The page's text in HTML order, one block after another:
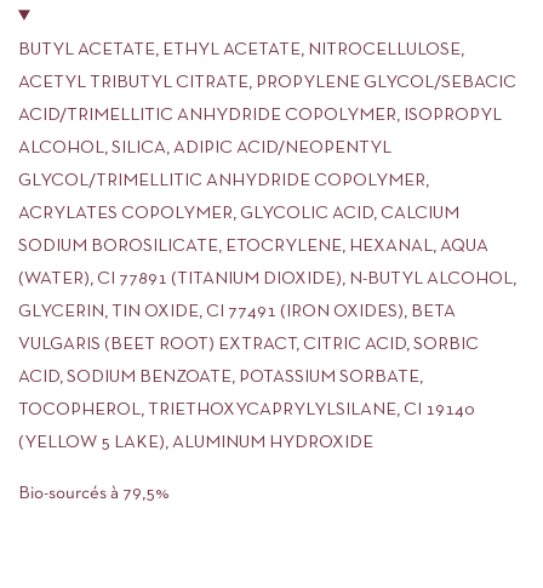
BUTYL ACETATE, ETHYL ACETATE, NITROCELLULOSE,
ACETYL TRIBUTYL CITRATE, PROPYLENE GLYCOL/SEBACIC
ACID/TRIMELLITIC ANHYDRIDE COPOLYMER, ISOPROPYL
ALCOHOL, SILICA, ADIPIC ACID/NEOPENTYL
GLYCOL/TRIMELLITIC ANHYDRIDE COPOLYMER,
ACRYLATES COPOLYMER, GLYCOLIC ACID, CALCIUM
SODIUM BOROSILICATE, ETOCRYLENE, HEXANAL, AQUA
(WATER), CI 77891 (TITANIUM DIOXIDE), N-BUTYL ALCOHOL,
GLYCERIN, TIN OXIDE, CI 77491 (IRON OXIDES), BETA
VULGARIS (BEET ROOT) EXTRACT, CITRIC ACID, SORBIC
ACID, SODIUM BENZOATE, POTASSIUM SORBATE,
TOCOPHEROL, TRIETHOXYCAPRYLYLSILANE, CI 19140
(YELLOW 5 LAKE), ALUMINUM HYDROXIDE
Bio-sourcés à 79,5%